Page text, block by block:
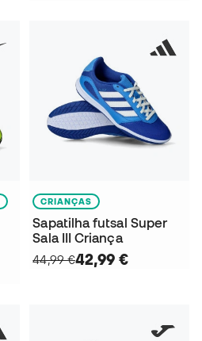
CRIANÇAS
Sapatilha futsal Super
Sala III Criança
44,99 €42,99 €